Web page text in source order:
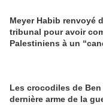
Meyer Habib renvoyé
tribunal pour avoir
Palestiniens à un
Les crocodiles de
dernière arme de la